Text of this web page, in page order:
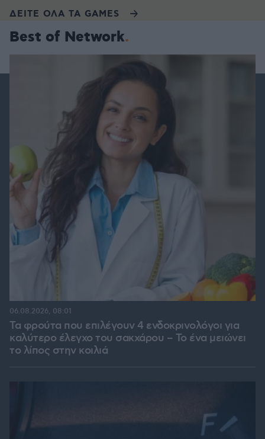
ΔΕΙΤΕ ΟΛΑ ΤΑ GAMES
Best of Network
Τα φρούτα που επιλέγουν 4 ενδοκρινολόγοι για
καλύτερο έλεγχο του σακχάρου – Το ένα μειώνει
το λίπος στην κοιλιά
06.08.2026, 08:01